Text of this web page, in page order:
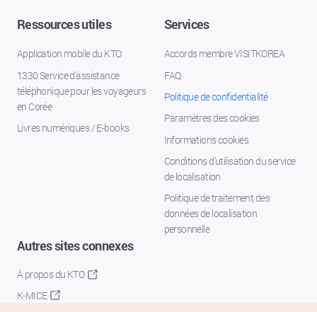
Ressources utiles
Application mobile du KTO
1330 Service d'assistance
téléphonique pour les voyageurs
en Corée
Livres numériques / E-books
Services
Accords membre VISITKOREA
FAQ
Politique de confidentialité
Paramètres des cookies
Informations cookies
Conditions d’utilisation du service
de localisation
Politique de traitement des
données de localisation
personnelle
Autres sites connexes
À propos du KTO
K-MICE